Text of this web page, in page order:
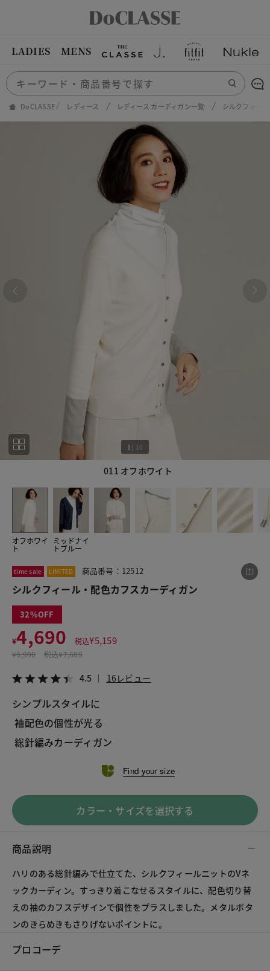
LADIES MENS
DoCLASSE レディース レディース カーディガン一覧 シルクフィー
011 オフホワイト
1 | 10
オフホワイ
ト
ミッドナイ
トブルー
time sale LIMITED 商品番号：12512
シルクフィール・配色カフスカーディガン
32
¥4,690 税込¥5,159
¥6,990 税込¥7,689
4.5 16レビュー
シンプルスタイルに
袖配色の個性が光る
総針編みカーディガン
Find your size
カラー・サイズを選択する
商品説明
ハリのある総針編みで仕立てた、シルクフィールニットのVネ
ックカーディン。すっきり着こなせるスタイルに、配色切り替
えの袖のカフスデザインで個性をプラスしました。メタルボタ
ンのきらめきもさりげないポイントに。
プロコーデ
この商品をシェアする
¥4,690
税込¥5,159
LINE